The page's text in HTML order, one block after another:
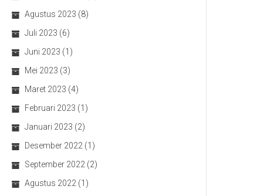
Agustus 2023 (8)
Juli 2023 (6)
Juni 2023 (1)
Mei 2023 (3)
Maret 2023 (4)
Februari 2023 (1)
Januari 2023 (2)
Desember 2022 (1)
September 2022 (2)
Agustus 2022 (1)